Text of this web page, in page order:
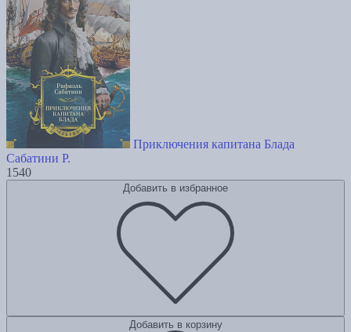
Приключения капитана Блада
Сабатини Р.
1540
Добавить в избранное
Добавить в корзину